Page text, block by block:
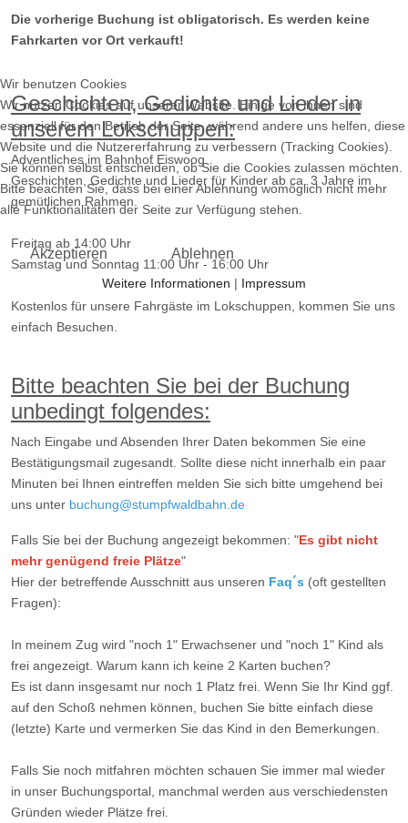
Die vorherige Buchung ist obligatorisch. Es werden keine
Fahrkarten vor Ort verkauft!
Geschichten, Gedichte und Lieder in
unserem Lokschuppen:
Adventliches im Bahnhof Eiswoog
Geschichten, Gedichte und Lieder für Kinder ab ca. 3 Jahre im
gemütlichen Rahmen.
Freitag ab 14:00 Uhr
Samstag und Sonntag 11:00 Uhr - 16:00 Uhr
Kostenlos für unsere Fahrgäste im Lokschuppen, kommen Sie uns
einfach Besuchen.
Bitte beachten Sie bei der Buchung
unbedingt folgendes:
Nach Eingabe und Absenden Ihrer Daten bekommen Sie eine
Bestätigungsmail zugesandt. Sollte diese nicht innerhalb ein paar
Minuten bei Ihnen eintreffen melden Sie sich bitte umgehend bei
uns unter buchung@stumpfwaldbahn.de
Falls Sie bei der Buchung angezeigt bekommen: "Es gibt nicht
mehr genügend freie Plätze"
Hier der betreffende Ausschnitt aus unseren Faq´s (oft gestellten
Fragen):
In meinem Zug wird "noch 1" Erwachsener und "noch 1" Kind als
frei angezeigt. Warum kann ich keine 2 Karten buchen?
Es ist dann insgesamt nur noch 1 Platz frei. Wenn Sie Ihr Kind ggf.
auf den Schoß nehmen können, buchen Sie bitte einfach diese
(letzte) Karte und vermerken Sie das Kind in den Bemerkungen.
Falls Sie noch mitfahren möchten schauen Sie immer mal wieder
in unser Buchungsportal, manchmal werden aus verschiedensten
Gründen wieder Plätze frei.
Wir benutzen Cookies
Wir nutzen Cookies auf unserer Website. Einige von ihnen sind
essenziell für den Betrieb der Seite, während andere uns helfen, diese
Website und die Nutzererfahrung zu verbessern (Tracking Cookies).
Sie können selbst entscheiden, ob Sie die Cookies zulassen möchten.
Bitte beachten Sie, dass bei einer Ablehnung womöglich nicht mehr
alle Funktionalitäten der Seite zur Verfügung stehen.
Akzeptieren Ablehnen
Weitere Informationen | Impressum